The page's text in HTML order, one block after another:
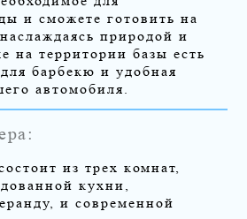
и сможете готовить на
природой и
на территории базы есть
барбекю и удобная
автомобиля.
из трех комнат,
кухни,
и современной